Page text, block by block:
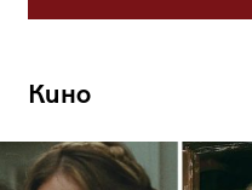
Кино